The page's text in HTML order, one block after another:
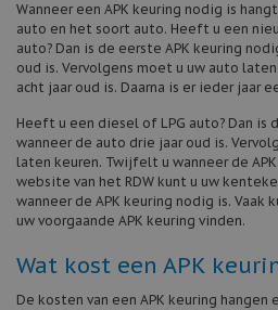
Wanneer een APK keuring nodig is
auto en het soort auto. Heeft u een
auto? Dan is de eerste APK keuring
oud is. Vervolgens moet u uw auto
acht jaar oud is. Daarna is er ieder jaar
Heeft u een diesel of LPG auto? Dan is
wanneer de auto drie jaar oud is.
laten keuren. Twijfelt u wanneer de
website van het RDW kunt u uw
wanneer de APK keuring nodig is. Vaak
uw voorgaande APK keuring vinden.
Wat kost een APK
De kosten van een APK keuring hangen